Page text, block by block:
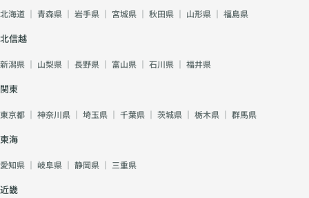
北海道 ｜ 青森県 ｜ 岩手県 ｜ 宮城県 ｜ 秋田県 ｜ 山形県 ｜ 福島県
北信越
新潟県 ｜ 山梨県 ｜ 長野県 ｜ 富山県 ｜ 石川県 ｜ 福井県
関東
東京都 ｜ 神奈川県 ｜ 埼玉県 ｜ 千葉県 ｜ 茨城県 ｜ 栃木県 ｜ 群馬県
東海
愛知県 ｜ 岐阜県 ｜ 静岡県 ｜ 三重県
近畿